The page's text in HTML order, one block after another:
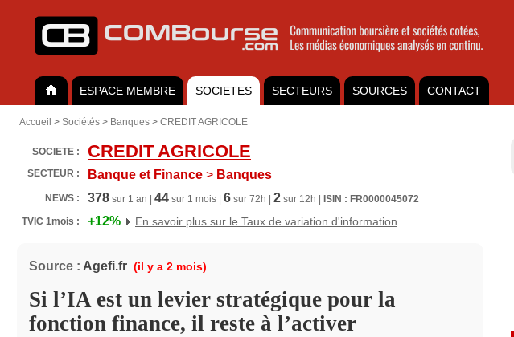
ESPACE MEMBRE SOCIETES SECTEURS SOURCES CONTACT
Accueil > Sociétés > Banques > CREDIT AGRICOLE
SOCIETE : CREDIT AGRICOLE
SECTEUR : Banque et Finance > Banques
NEWS : 378 sur 1 an | 44 sur 1 mois | 6 sur 72h | 2 sur 12h |
ISIN : FR0000045072
TVIC 1mois :
+12% En savoir plus sur le Taux de variation d'information
Source : Agefi.fr (il y a 2 mois)
Si l’IA est un levier stratégique pour la
fonction finance, il reste à l’activer